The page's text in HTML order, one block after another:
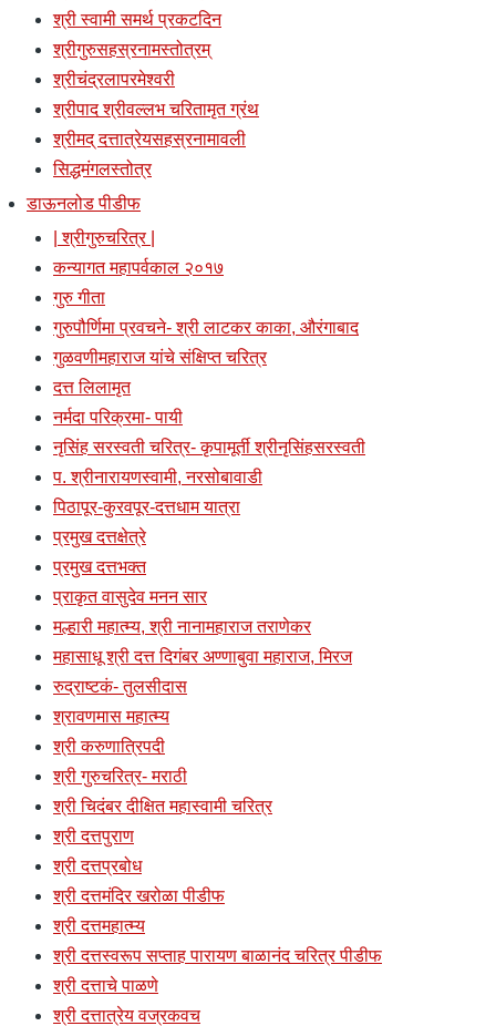
श्री स्वामी समर्थ प्रकटदिन
श्रीगुरुसहस्रनामस्तोत्रम्
श्रीचंद्रलापरमेश्वरी
श्रीपाद श्रीवल्लभ चरितामृत ग्रंथ
श्रीमद् दत्तात्रेयसहस्रनामावली
सिद्धमंगलस्तोत्र
डाऊनलोड पीडीफ
| श्रीगुरुचरित्र |
कन्यागत महापर्वकाल २०१७
गुरु गीता
गुरुपौर्णिमा प्रवचने- श्री लाटकर काका, औरंगाबाद
गुळवणीमहाराज यांचे संक्षिप्त चरित्र
दत्त लिलामृत
नर्मदा परिक्रमा- पायी
नृसिंह सरस्वती चरित्र- कृपामूर्ती श्रीनृसिंहसरस्वती
प. श्रीनारायणस्वामी, नरसोबावाडी
पिठापूर-कुरवपूर-दत्तधाम यात्रा
प्रमुख दत्तक्षेत्रे
प्रमुख दत्तभक्त
प्राकृत वासुदेव मनन सार
मल्हारी महात्म्य, श्री नानामहाराज तराणेकर
महासाधू श्री दत्त दिगंबर अण्णाबुवा महाराज, मिरज
रुद्राष्टकं- तुलसीदास
श्रावणमास महात्म्य
श्री करुणात्रिपदी
श्री गुरुचरित्र- मराठी
श्री चिदंबर दीक्षित महास्वामी चरित्र
श्री दत्तपुराण
श्री दत्तप्रबोध
श्री दत्तमंदिर खरोळा पीडीफ
श्री दत्तमहात्म्य
श्री दत्तस्वरूप सप्ताह पारायण बाळानंद चरित्र पीडीफ
श्री दत्ताचे पाळणे
श्री दत्तात्रेय वज्रकवच